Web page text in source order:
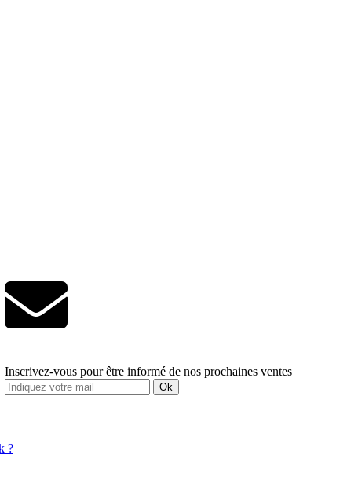
Inscrivez-vous pour être informé de nos prochaines ventes
Ok